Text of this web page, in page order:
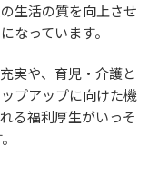
生活の質を向上させ
なっています。
実や、育児・介護と
プアップに向けた機
る福利厚生がいっそ